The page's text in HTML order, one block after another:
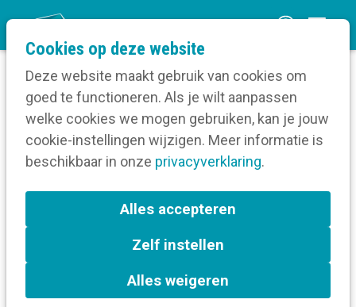
Cookies op deze website
Deze website maakt gebruik van cookies om
goed te functioneren. Als je wilt aanpassen
welke cookies we mogen gebruiken, kan je jouw
cookie-instellingen wijzigen. Meer informatie is
beschikbaar in onze privacyverklaring.
Alles accepteren
Zelf instellen
Alles weigeren
n
m
Home
Kom binnen: maak een magazine dat je lezer
raakt
Kan je iets uit de pers houden?
Kan je iets uit de pers
houden?